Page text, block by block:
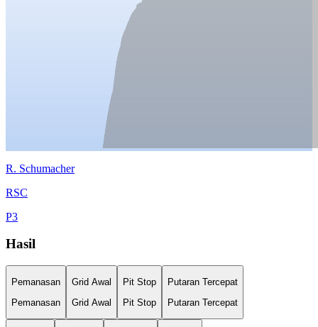
R. Schumacher
RSC
P3
Hasil
Pemanasan
Pemanasan
Grid Awal
Grid Awal
Pit Stop
Pit Stop
Putaran Tercepat
Putaran Tercepat